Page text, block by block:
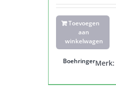
Toevoegen
aan
winkelwagen
Merk:
Boehringer